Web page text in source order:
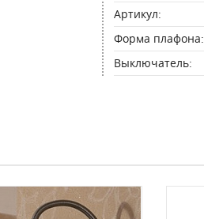
Артикул:
Форма плафона:
Выключатель: